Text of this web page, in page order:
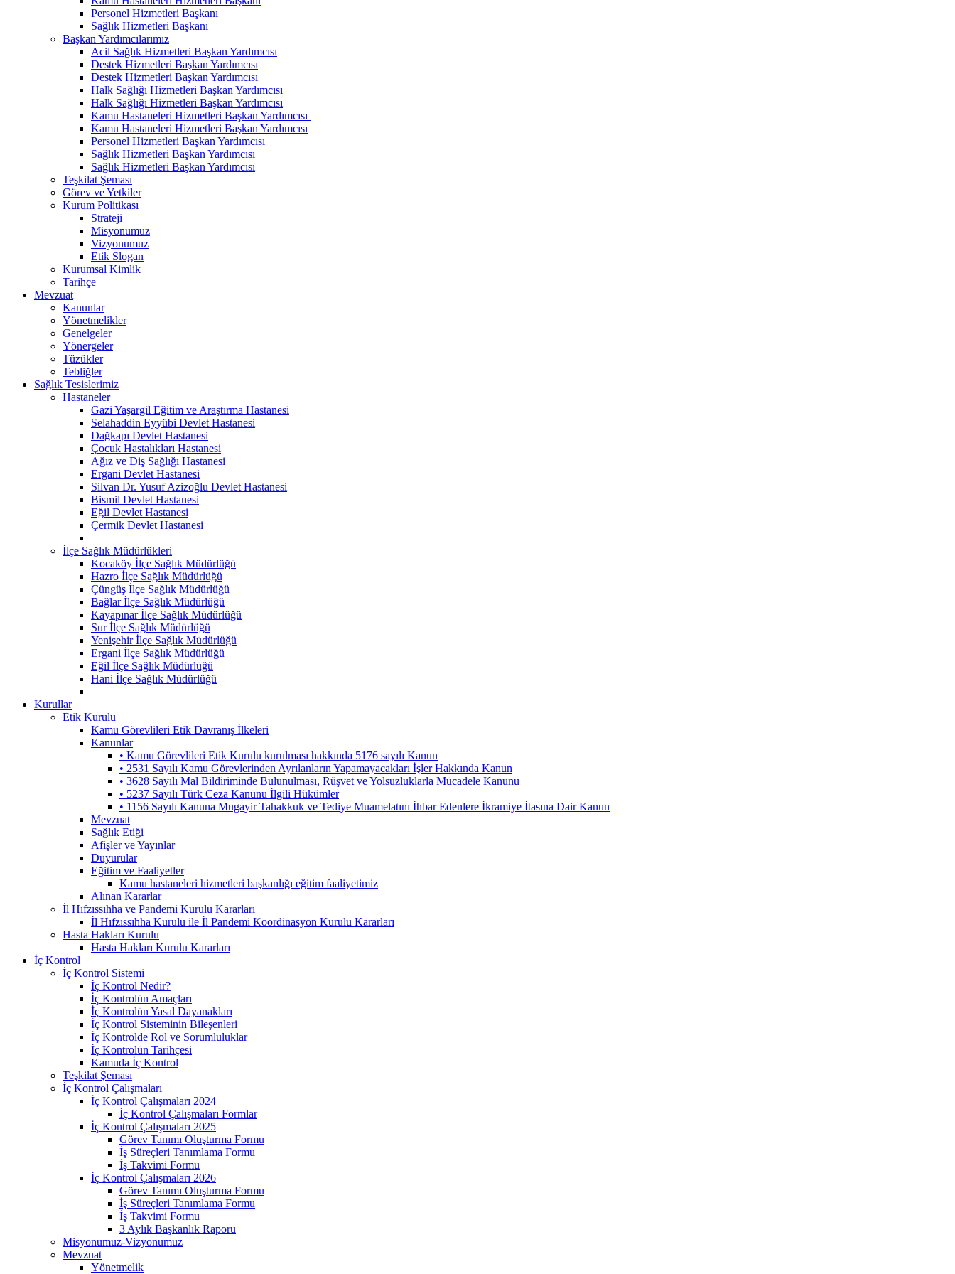
Personel Hizmetleri Başkanı
Sağlık Hizmetleri Başkanı
Başkan Yardımcılarımız
Acil Sağlık Hizmetleri Başkan Yardımcısı
Destek Hizmetleri Başkan Yardımcısı
Destek Hizmetleri Başkan Yardımcısı
Halk Sağlığı Hizmetleri Başkan Yardımcısı
Halk Sağlığı Hizmetleri Başkan Yardımcısı
Kamu Hastaneleri Hizmetleri Başkan Yardımcısı ​
Kamu Hastaneleri Hizmetleri Başkan Yardımcısı
Personel Hizmetleri Başkan Yardımcısı
Sağlık Hizmetleri Başkan Yardımcısı
Sağlık Hizmetleri Başkan Yardımcısı
Teşkilat Şeması
Görev ve Yetkiler
Kurum Politikası
Strateji
Misyonumuz
Vizyonumuz
Etik Slogan
Kurumsal Kimlik
Tarihçe
Mevzuat
Kanunlar
Yönetmelikler
Genelgeler
Yönergeler
Tüzükler
Tebliğler
Sağlık Tesislerimiz
Hastaneler
Gazi Yaşargil Eğitim ve Araştırma Hastanesi
Selahaddin Eyyübi Devlet Hastanesi
Dağkapı Devlet Hastanesi
Çocuk Hastalıkları Hastanesi
Ağız ve Diş Sağlığı Hastanesi
Ergani Devlet Hastanesi
Silvan Dr. Yusuf Azizoğlu Devlet Hastanesi
Bismil Devlet Hastanesi
Eğil Devlet Hastanesi
Çermik Devlet Hastanesi
İlçe Sağlık Müdürlükleri
Kocaköy İlçe Sağlık Müdürlüğü
Hazro İlçe Sağlık Müdürlüğü
Çüngüş İlçe Sağlık Müdürlüğü
Bağlar İlçe Sağlık Müdürlüğü
Kayapınar İlçe Sağlık Müdürlüğü
Sur İlçe Sağlık Müdürlüğü
Yenişehir İlçe Sağlık Müdürlüğü
Ergani İlçe Sağlık Müdürlüğü
Eğil İlçe Sağlık Müdürlüğü
Hani İlçe Sağlık Müdürlüğü
Kurullar
Etik Kurulu
Kamu Görevlileri Etik Davranış İlkeleri
Kanunlar
• Kamu Görevlileri Etik Kurulu kurulması hakkında 5176 sayılı Kanun
• 2531 Sayılı Kamu Görevlerinden Ayrılanların Yapamayacakları İşler Hakkında Kanun
• 3628 Sayılı Mal Bildiriminde Bulunulması, Rüşvet ve Yolsuzluklarla Mücadele Kanunu
• 5237 Sayılı Türk Ceza Kanunu İlgili Hükümler
• 1156 Sayılı Kanuna Mugayir Tahakkuk ve Tediye Muamelatını İhbar Edenlere İkramiye İtasına Dair Kanun
Mevzuat
Sağlık Etiği
Afişler ve Yayınlar
Duyurular
Eğitim ve Faaliyetler
Kamu hastaneleri hizmetleri başkanlığı eğitim faaliyetimiz
Alınan Kararlar
İl Hıfzıssıhha ve Pandemi Kurulu Kararları
İl Hıfzıssıhha Kurulu ile İl Pandemi Koordinasyon Kurulu Kararları
Hasta Hakları Kurulu
Hasta Hakları Kurulu Kararları
İç Kontrol
İç Kontrol Sistemi
İç Kontrol Nedir?
İç Kontrolün Amaçları
İç Kontrolün Yasal Dayanakları
İç Kontrol Sisteminin Bileşenleri
İç Kontrolde Rol ve Sorumluluklar
İç Kontrolün Tarihçesi
Kamuda İç Kontrol
Teşkilat Şeması
İç Kontrol Çalışmaları
İç Kontrol Çalışmaları 2024
İç Kontrol Çalışmaları Formlar
İç Kontrol Çalışmaları 2025
Görev Tanımı Oluşturma Formu
İş Süreçleri Tanımlama Formu
İş Takvimi Formu
İç Kontrol Çalışmaları 2026
Görev Tanımı Oluşturma Formu
İş Süreçleri Tanımlama Formu
İş Takvimi Formu
3 Aylık Başkanlık Raporu
Misyonumuz-Vizyonumuz
Mevzuat
Yönetmelik